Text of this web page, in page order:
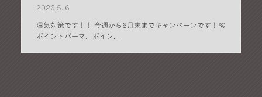
2026. 5. 6
湿気対策です！！ 今週から6月末までキャンペーンです！🫧
ポイントパーマ、ポイン...